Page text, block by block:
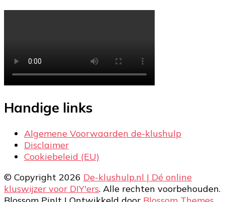
Handige links
Algemene Voorwaarden de-klushulp
Disclaimer
Cookiebeleid (EU)
© Copyright 2026 De-klushulp.nl | Dé online
kluswijzer voor DIY'ers. Alle rechten voorbehouden.